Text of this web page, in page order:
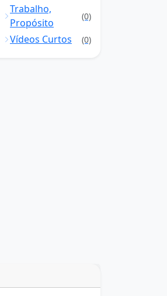
Trabalho,
Propósito
(0)
Vídeos Curtos (0)